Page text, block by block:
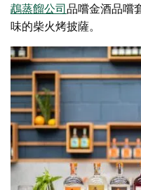
鵡蒸餾公司品嚐金酒品嚐
味的柴火烤披薩。